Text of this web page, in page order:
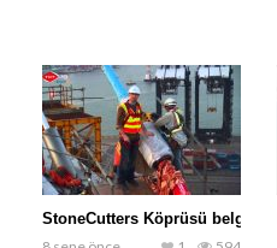
StoneCutters Köprüsü belgeseli